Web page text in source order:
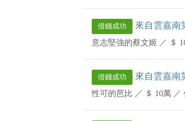
借錢成功 來自雲嘉南
意志堅強的蔡文姬 ／ ＄
借錢成功 來自雲嘉南
性可的芭比 ／ ＄ 10萬 ／